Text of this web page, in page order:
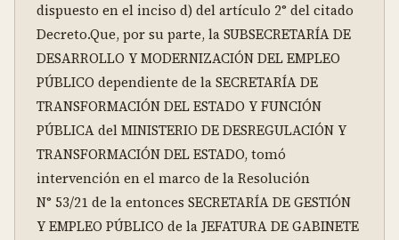
dispuesto en el inciso d) del artículo 2° del citado
Decreto.Que, por su parte, la SUBSECRETARÍA DE
DESARROLLO Y MODERNIZACIÓN DEL EMPLEO
PÚBLICO dependiente de la SECRETARÍA DE
TRANSFORMACIÓN DEL ESTADO Y FUNCIÓN
PÚBLICA del MINISTERIO DE DESREGULACIÓN Y
TRANSFORMACIÓN DEL ESTADO, tomó
intervención en el marco de la Resolución
N° 53/21 de la entonces SECRETARÍA DE GESTIÓN
Y EMPLEO PÚBLICO de la JEFATURA DE GABINETE